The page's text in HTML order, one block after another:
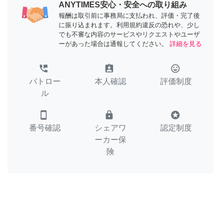
ANYTIMES安心・安全への取り組み
報酬は取引前に事務局に支払われ、評価・完了後
に振り込まれます。利用規約違反の恐れや、少し
でも不審な内容のサービスやリクエストやユーザ
ーがあった場合は通報してください。
詳細を見る
perm_phone_msg
パトロー
ル
assignment_ind
本人確認
tag_faces
評価制度
smartphone
番号確認
lock
シェアワ
ーカー保
険
stars
認定制度